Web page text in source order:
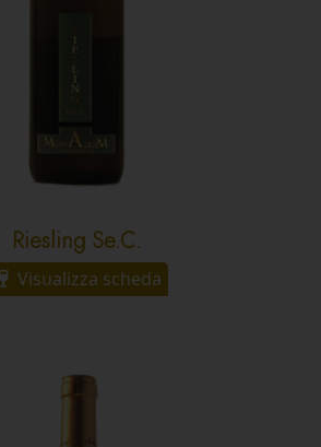
Riesling Se.C.
Visualizza scheda